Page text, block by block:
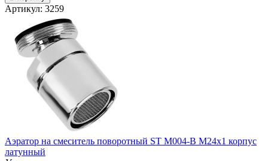
Артикул: 3259
Аэратор на смеситель поворотный ST М004-B М24х1 корпус
латунный